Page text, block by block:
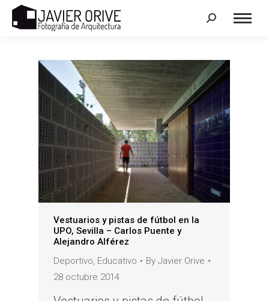
Search:
Vestuarios y pistas de fútbol en la
UPO, Sevilla – Carlos Puente y
Alejandro Alférez
Deportivo Educativo By Javier Orive
28 octubre 2014